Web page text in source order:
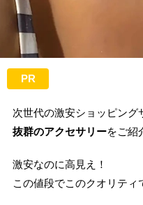
PR
次世代の激安ショッピング
抜群のアクセサリーをご紹
激安なのに高見え！
この値段でこのクオリティ